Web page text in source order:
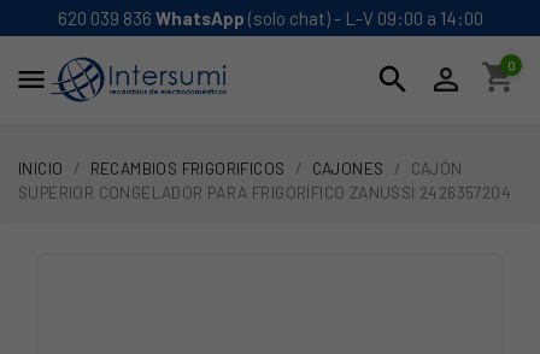
620 039 836 WhatsApp (solo chat) - L-V 09:00 a 14:00
 search  shopping_cart
0
INICIO RECAMBIOS FRIGORIFICOS CAJONES
CAJÓN
SUPERIOR CONGELADOR PARA FRIGORÍFICO ZANUSSI 2426357204